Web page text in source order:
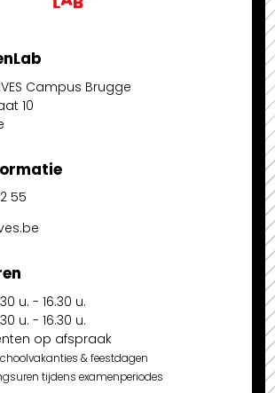
Campus Brugge
10
55
u. - 16.30 u.
u. - 16.30 u.
op afspraak
& feestdagen
tijdens examenperiodes